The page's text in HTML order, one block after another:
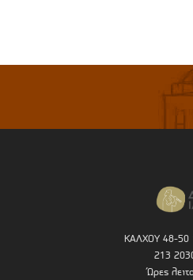
ΚΑΛΧΟΥ 48-50
213
Ώρες